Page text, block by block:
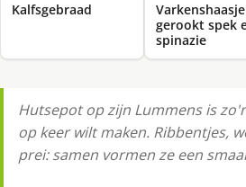
Kalfsgebraad
gerookt spek
spinazie
Hutsepot op zijn Lummens is
op keer wilt maken. Ribbentjes,
prei: samen vormen ze een